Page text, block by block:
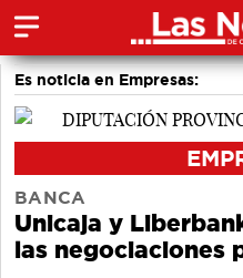
Es noticia en Empresas:
BANCA
Unicaja y
las negociaciones